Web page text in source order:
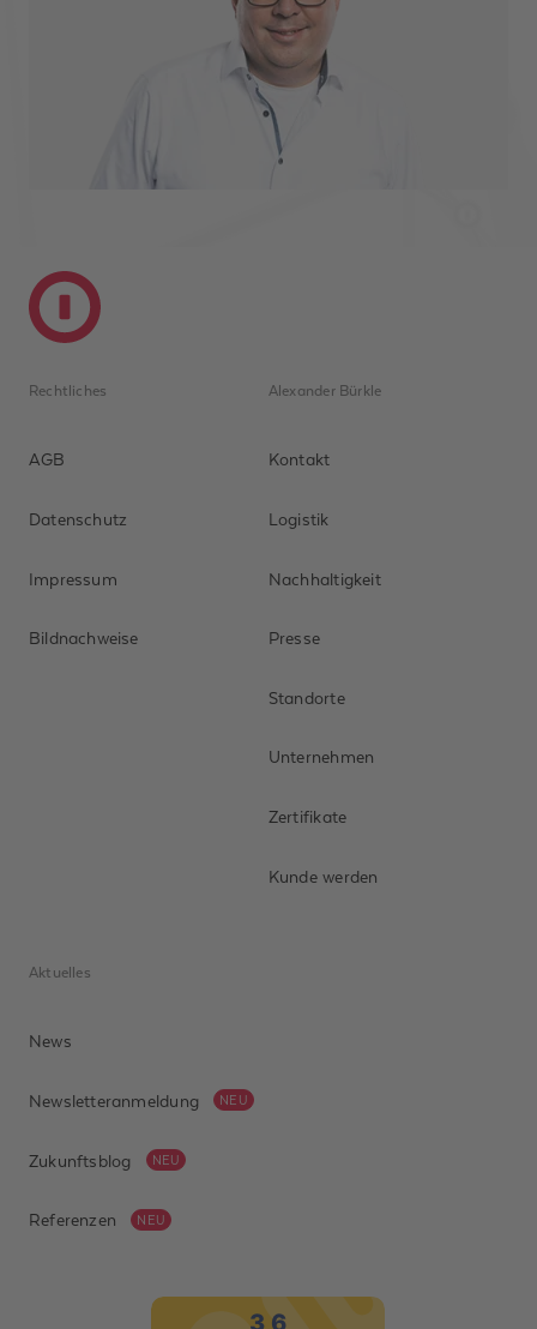
Rechtliches
AGB
Datenschutz
Impressum
Bildnachweise
Alexander Bürkle
Kontakt
Logistik
Nachhaltigkeit
Presse
Standorte
Unternehmen
Zertifikate
Kunde werden
Aktuelles
News
Newsletteranmeldung NEU
Zukunftsblog NEU
Referenzen NEU